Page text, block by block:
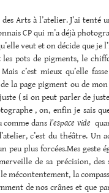
Arts à l’atelier. J’ai tenté
CP qui m’a déjà
veut et on décide que je
pots de pigments, le
c’est mieux qu’elle
la page pigment ou de
( si on peut parler de
, on, enfin je sais
comme dans l’espace vide
c’est du théâtre. Un
peu plus forcées.Mes geste
de sa précision, des
mécontentement, la
de nos crânes et que